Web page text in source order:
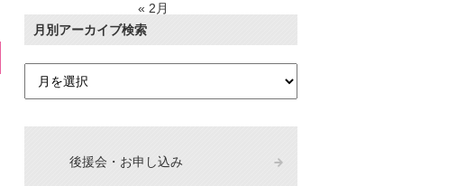
« 2月
月別アーカイブ検索
後援会・お申し込み